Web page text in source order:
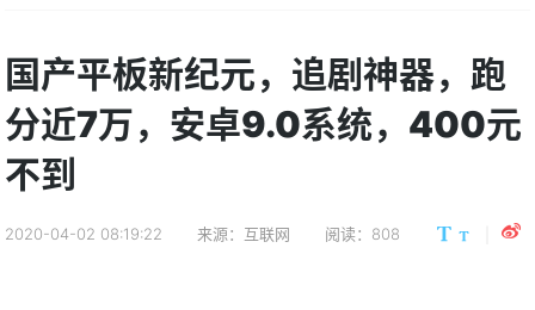
国产平板新纪元，追剧神器，跑
分近7万，安卓9.0系统，400元
不到
2020-04-02 08:19:22 来源：互联网 阅读：808